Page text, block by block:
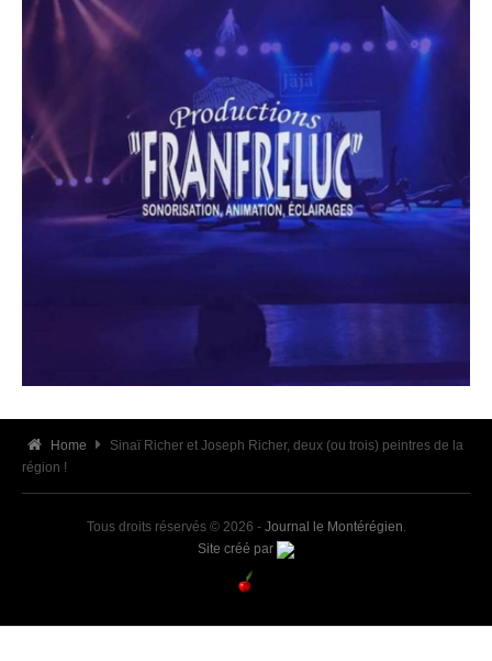
Home
Sinaï Richer et Joseph Richer, deux (ou trois) peintres de la
région !
Tous droits réservés © 2026 - Journal le Montérégien.
Site créé par